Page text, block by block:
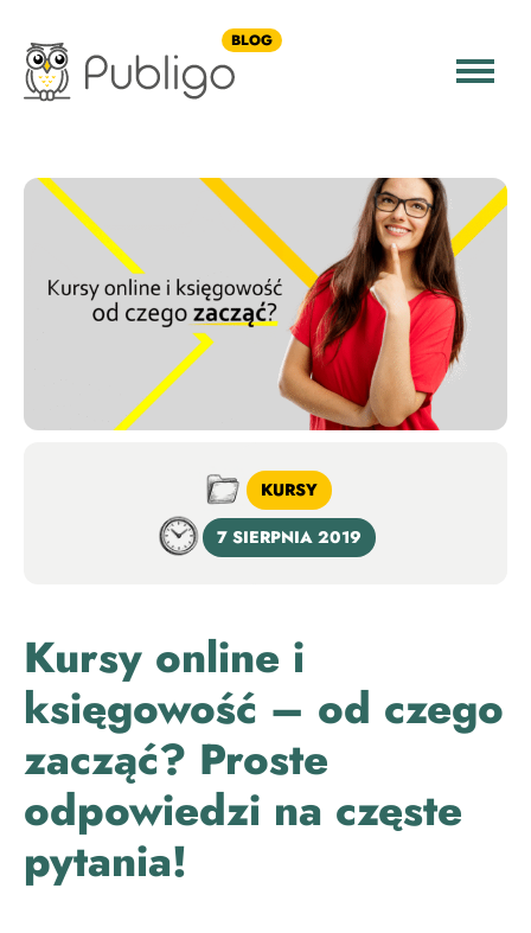
BLOG
KURSY
7 SIERPNIA 2019
Kursy online i
księgowość – od czego
zacząć? Proste
odpowiedzi na częste
pytania!